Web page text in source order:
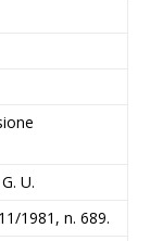
U.
1981, n. 689.